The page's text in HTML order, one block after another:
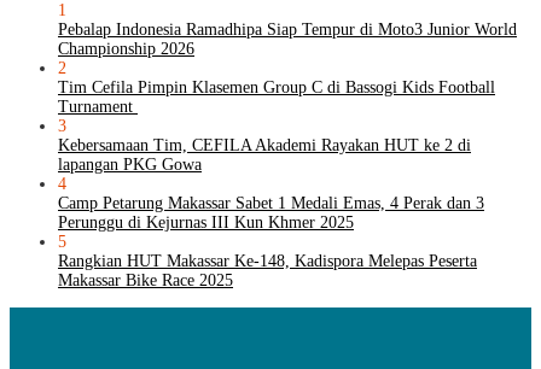
1
Pebalap Indonesia Ramadhipa Siap Tempur di Moto3 Junior World
Championship 2026
2
Tim Cefila Pimpin Klasemen Group C di Bassogi Kids Football
Turnament
3
Kebersamaan Tim, CEFILA Akademi Rayakan HUT ke 2 di
lapangan PKG Gowa
4
Camp Petarung Makassar Sabet 1 Medali Emas, 4 Perak dan 3
Perunggu di Kejurnas III Kun Khmer 2025
5
Rangkian HUT Makassar Ke-148, Kadispora Melepas Peserta
Makassar Bike Race 2025